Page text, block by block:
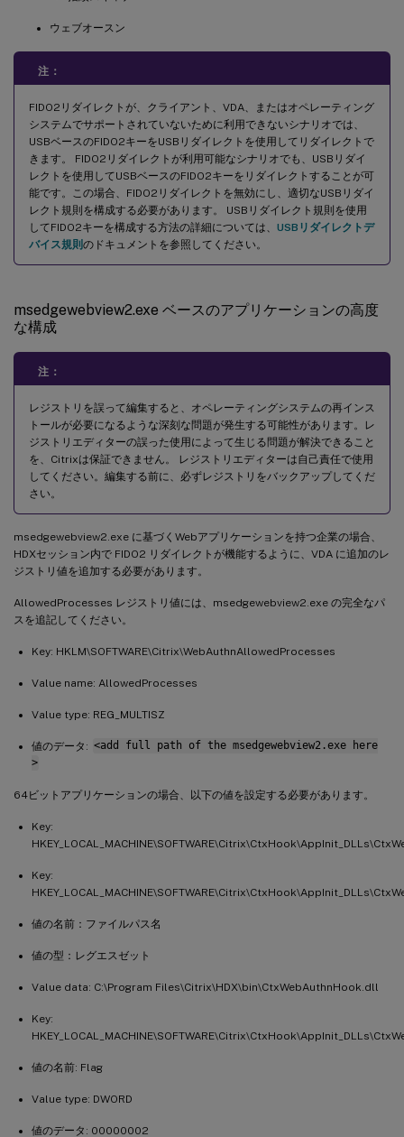
ウェブオースン
注：
FIDO2リダイレクトが、クライアント、VDA、またはオペレーティング
システムでサポートされていないために利用できないシナリオでは、
USBベースのFIDO2キーをUSBリダイレクトを使用してリダイレクトで
きます。 FIDO2リダイレクトが利用可能なシナリオでも、USBリダイ
レクトを使用してUSBベースのFIDO2キーをリダイレクトすることが可
能です。この場合、FIDO2リダイレクトを無効にし、適切なUSBリダイ
レクト規則を構成する必要があります。 USBリダイレクト規則を使用
してFIDO2キーを構成する方法の詳細については、 USBリダイレクトデ
バイス規則 のドキュメントを参照してください。
msedgewebview2.exe ベースのアプリケーションの高度
な構成
注：
レジストリを誤って編集すると、オペレーティングシステムの再インス
トールが必要になるような深刻な問題が発生する可能性があります。レ
ジストリエディターの誤った使用によって生じる問題が解決できること
を、Citrixは保証できません。 レジストリエディターは自己責任で使用
してください。編集する前に、必ずレジストリをバックアップしてくだ
さい。
msedgewebview2.exe に基づくWebアプリケーションを持つ企業の場合、
HDXセッション内で FIDO2 リダイレクトが機能するように、VDA に追加のレ
ジストリ値を追加する必要があります。
AllowedProcesses レジストリ値には、msedgewebview2.exe の完全なパ
スを追記してください。
Key: HKLM\SOFTWARE\Citrix\WebAuthnAllowedProcesses
Value name: AllowedProcesses
Value type: REG_MULTISZ
値のデータ: <add full path of the msedgewebview2.exe here
>
64ビットアプリケーションの場合、以下の値を設定する必要があります。
Key:
Key:
値の名前：ファイルパス名
値の型：レグエスゼット
Value data: C:\Program Files\Citrix\HDX\bin\CtxWebAuthnHook.dll
Key:
値の名前: Flag
Value type: DWORD
値のデータ: 00000002